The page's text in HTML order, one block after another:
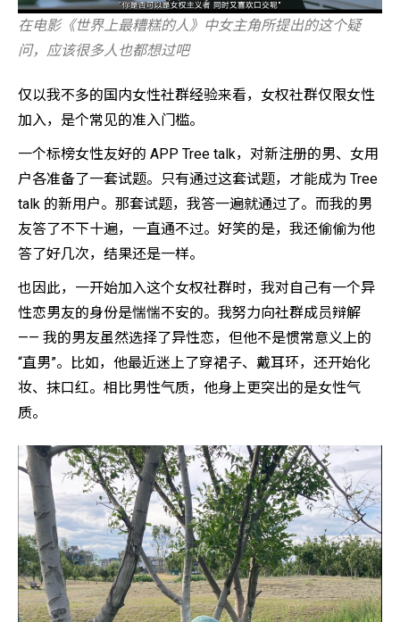
在电影《世界上最糟糕的人》中女主角所提出的这个疑
问，应该很多人也都想过吧
仅以我不多的国内女性社群经验来看，女权社群仅限女性
加入，是个常见的准入门槛。
一个标榜女性友好的 APP Tree talk，对新注册的男、女用
户各准备了一套试题。只有通过这套试题，才能成为 Tree
talk 的新用户。那套试题，我答一遍就通过了。而我的男
友答了不下十遍，一直通不过。好笑的是，我还偷偷为他
答了好几次，结果还是一样。
也因此，一开始加入这个女权社群时，我对自己有一个异
性恋男友的身份是惴惴不安的。我努力向社群成员辩解
—— 我的男友虽然选择了异性恋，但他不是惯常意义上的
“直男”。比如，他最近迷上了穿裙子、戴耳环，还开始化
妆、抹口红。相比男性气质，他身上更突出的是女性气
质。